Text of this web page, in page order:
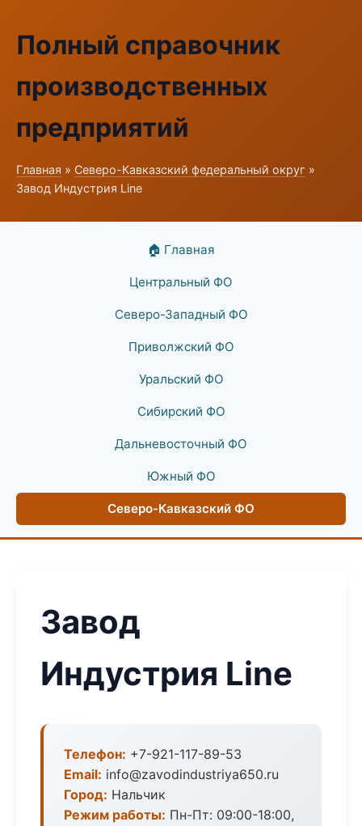
Полный справочник
производственных
предприятий
Главная » Северо-Кавказский федеральный округ »
Завод Индустрия Line
🏠 Главная
Центральный ФО
Северо-Западный ФО
Приволжский ФО
Уральский ФО
Сибирский ФО
Дальневосточный ФО
Южный ФО
Северо-Кавказский ФО
Завод
Индустрия Line
Телефон: +7-921-117-89-53
Email: info@zavodindustriya650.ru
Город: Нальчик
Режим работы: Пн-Пт: 09:00-18:00,